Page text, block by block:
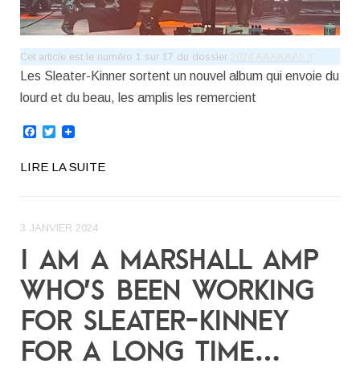
Cet article est le numéro 1 sur 17 du dossier 2024 AAAAAAh !!
Les Sleater-Kinner sortent un nouvel album qui envoie du
lourd et du beau, les amplis les remercient
Facebook
Twitter
LIRE LA SUITE
3 JANVIER 2024
I AM A MARSHALL AMP
WHO’S BEEN WORKING
FOR SLEATER-KINNEY
FOR A LONG TIME…